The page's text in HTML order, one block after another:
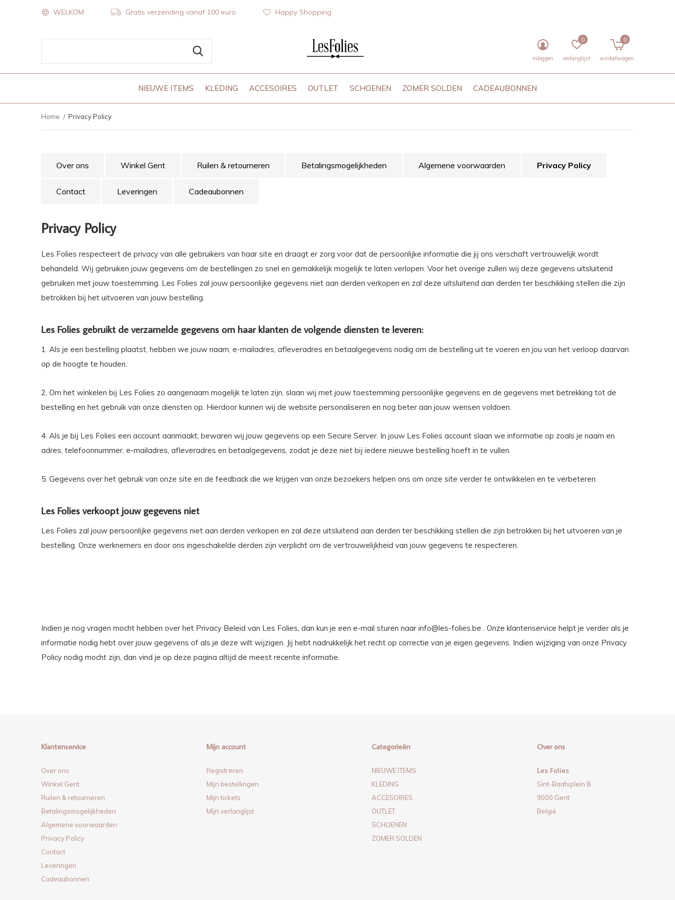
NIEUWE ITEMS KLEDING ACCESOIRES OUTLET SCHOENEN ZOMER SOLDEN CADEAUBONNEN
inloggen verlanglijst
0
winkelwagen
0
WELKOM Gratis verzending vanaf 100 euro Happy Shopping
Home Privacy Policy
Over ons Winkel Gent Ruilen & retourneren Betalingsmogelijkheden Algemene voorwaarden Privacy Policy
Contact Leveringen Cadeaubonnen
Privacy Policy
Les Folies respecteert de privacy van alle gebruikers van haar site en draagt er zorg voor dat de persoonlijke informatie die jij ons verschaft vertrouwelijk wordt
behandeld. Wij gebruiken jouw gegevens om de bestellingen zo snel en gemakkelijk mogelijk te laten verlopen. Voor het overige zullen wij deze gegevens uitsluitend
gebruiken met jouw toestemming. Les Folies zal jouw persoonlijke gegevens niet aan derden verkopen en zal deze uitsluitend aan derden ter beschikking stellen die zijn
betrokken bij het uitvoeren van jouw bestelling.
Les Folies gebruikt de verzamelde gegevens om haar klanten de volgende diensten te leveren:
1. Als je een bestelling plaatst, hebben we jouw naam, e-mailadres, afleveradres en betaalgegevens nodig om de bestelling uit te voeren en jou van het verloop daarvan
op de hoogte te houden.
2. Om het winkelen bij Les Folies zo aangenaam mogelijk te laten zijn, slaan wij met jouw toestemming persoonlijke gegevens en de gegevens met betrekking tot de
bestelling en het gebruik van onze diensten op. Hierdoor kunnen wij de website personaliseren en nog beter aan jouw wensen voldoen.
4. Als je bij Les Folies een account aanmaakt, bewaren wij jouw gegevens op een Secure Server. In jouw Les Folies account slaan we informatie op zoals je naam en
adres, telefoonnummer, e-mailadres, afleveradres en betaalgegevens, zodat je deze niet bij iedere nieuwe bestelling hoeft in te vullen.
5. Gegevens over het gebruik van onze site en de feedback die we krijgen van onze bezoekers helpen ons om onze site verder te ontwikkelen en te verbeteren.
Les Folies verkoopt jouw gegevens niet
Les Folies zal jouw persoonlijke gegevens niet aan derden verkopen en zal deze uitsluitend aan derden ter beschikking stellen die zijn betrokken bij het uitvoeren van je
bestelling. Onze werknemers en door ons ingeschakelde derden zijn verplicht om de vertrouwelijkheid van jouw gegevens te respecteren.
Indien je nog vragen mocht hebben over het Privacy Beleid van Les Folies, dan kun je een e-mail sturen naar info@les-folies.be . Onze klantenservice helpt je verder als je
informatie nodig hebt over jouw gegevens of als je deze wilt wijzigen. Jij hebt nadrukkelijk het recht op correctie van je eigen gegevens. Indien wijziging van onze Privacy
Policy nodig mocht zijn, dan vind je op deze pagina altijd de meest recente informatie.
Klantenservice
Over ons
Winkel Gent
Ruilen & retourneren
Betalingsmogelijkheden
Algemene voorwaarden
Privacy Policy
Contact
Leveringen
Cadeaubonnen
Mijn account
Registreren
Mijn bestellingen
Mijn tickets
Mijn verlanglijst
Categorieën
NIEUWE ITEMS
KLEDING
ACCESOIRES
OUTLET
SCHOENEN
ZOMER SOLDEN
Over ons
Les Folies
Sint-Baafsplein 8
9000 Gent
België